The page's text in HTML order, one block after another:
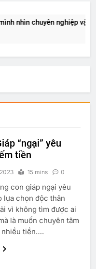
nhìn chuyên nghiệp vật vã
“ngại” yêu
tiền
15 mins 0
con giáp ngại yêu
lựa chọn độc thân
vì không tìm được ai
là muốn chuyên tâm
nhiều tiền….